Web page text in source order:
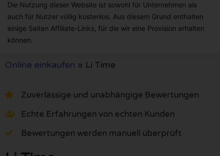
Die Nutzung dieser Website ist sowohl für Unternehmen als
auch für Nutzer völlig kostenlos. Aus diesem Grund enthalten
einige Seiten Affiliate-Links, für die wir eine Provision erhalten
können.
Online einkaufen » Li Time
Zuverlässige und unabhängige Bewertungen
Echte Erfahrungen von echten Kunden
Bewertungen werden manuell überprüft